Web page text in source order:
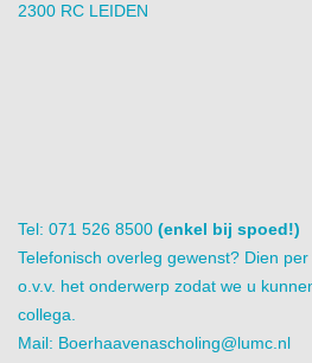
2300 RC LEIDEN
Tel: 071 526 8500 (enkel bij spoed!)
Telefonisch overleg gewenst? Dien
o.v.v. het onderwerp zodat we u
collega.
Mail: Boerhaavenascholing@lumc.nl